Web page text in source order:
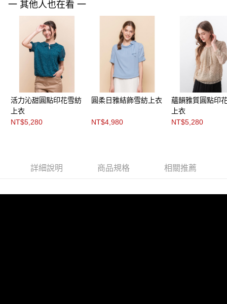
「AFTEE先享後付」，若未經同意申辦者引起之損失，本公司不負相關責
任。
４．使用「AFTEE先享後付」時，將依據個別帳號之用戶狀況，依本公司即
時審查核予不同之上限額度；若仍有額度不足之情形，本公司將視審查結果
請求用戶進行身份認證。
５．嚴禁一人註冊多個帳號或使用他人資訊註冊。若發現惡意使用之情形，
恩沛科技股份有限公司將有權停止該用戶之使用額度並採取法律行動。
一 其他人也在看 一
活力沁甜圓點印花雪紡
上衣
NT$5,280
圓柔日雅結飾雪紡上衣
NT$4,980
蘊韻雅質圓點印
上衣
NT$5,280
詳細說明 商品規格 相關推薦